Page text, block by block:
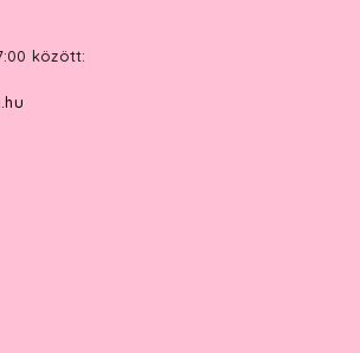
között: